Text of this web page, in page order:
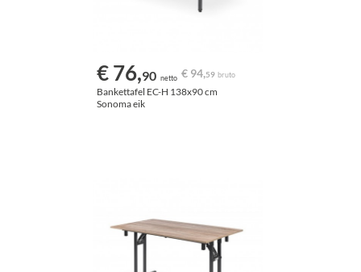
€ 76,90 netto € 94,59 bruto
Bankettafel EC-H 138x90 cm
Sonoma eik